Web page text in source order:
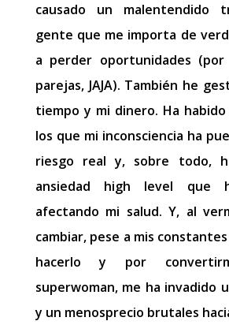
causado un malentendido
gente que me importa de
a perder oportunidades
parejas, JAJA). También he
tiempo y mi dinero. Ha
los que mi inconsciencia ha
riesgo real y, sobre todo,
ansiedad high level que
afectando mi salud. Y, al
cambiar, pese a mis
hacerlo y por
superwoman, me ha invadido
y un menosprecio brutales